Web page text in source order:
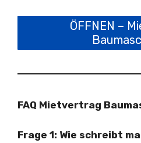
ÖFFNEN –
FAQ Mietvertrag
Frage 1: Wie schreibt